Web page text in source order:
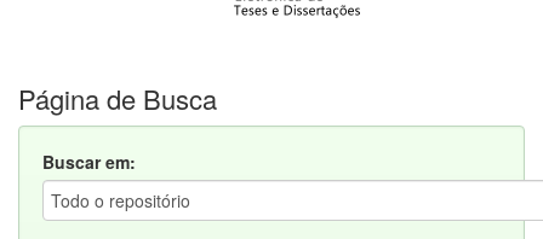
Página de Busca
Buscar em: